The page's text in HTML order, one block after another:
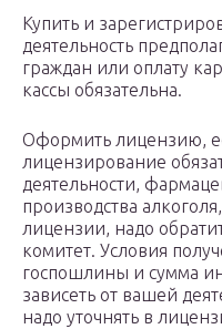
Купить и
деятельность
граждан или оплату
кассы обязательна.
Оформить лицензию,
лицензирование
деятельности,
производства
лицензии, надо
комитет. Условия
госпошлины и сумма
зависеть от вашей
надо уточнять в